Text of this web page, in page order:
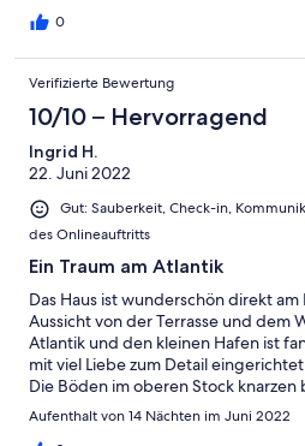
und ein Supermarkt in wenigen
0
Verifizierte Bewertung
10/10 – Hervorragend
Ingrid H.
22. Juni 2022
Gut: Sauberkeit, Check-in,
des Onlineauftritts
Ein Traum am Atlantik
Das Haus ist wunderschön direkt
Aussicht von der Terrasse und dem
Atlantik und den kleinen Hafen ist
mit viel Liebe zum Detail
Die Böden im oberen Stock
haben uns rundherum wohl gefühlt
Aufenthalt von 14 Nächten im Juni 2022